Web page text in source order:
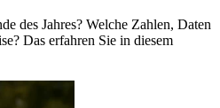
des Jahres? Welche Zahlen, Daten
Das erfahren Sie in diesem